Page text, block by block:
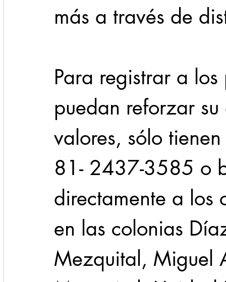
más a través de
Para registrar a
puedan reforzar
valores, sólo
81- 2437-3585 o
directamente a los
en las colonias
Mezquital, Miguel